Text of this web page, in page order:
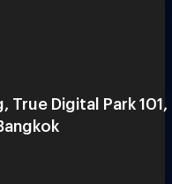
True Digital Park 101,